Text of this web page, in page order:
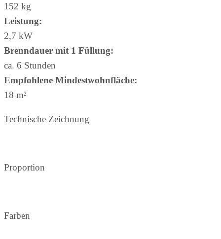
152 kg
Leistung:
2,7 kW
Brenndauer mit 1 Füllung:
ca. 6 Stunden
Empfohlene Mindestwohnfläche:
18 m²
Technische Zeichnung
Proportion
Farben